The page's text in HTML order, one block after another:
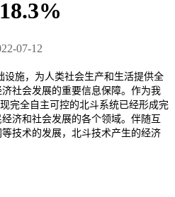
07-12
设施，为人类社会生产和生活提供全
社会发展的重要信息保障。作为我
完全自主可控的北斗系统已经形成完
济和社会发展的各个领域。伴随互
技术的发展，北斗技术产生的经济